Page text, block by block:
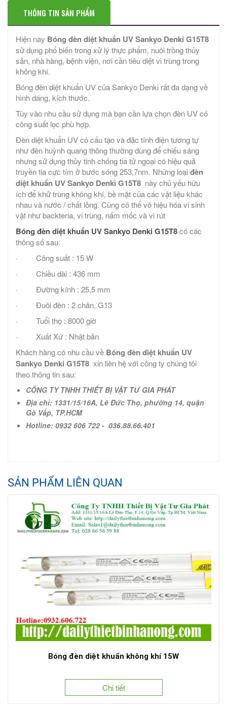
THÔNG TIN SẢN PHẨM
Hiện nay Bóng đèn diệt khuẩn UV Sankyo Denki G15T8
sử dụng phổ biến trong xử lý thực phẩm, nuôi trồng thủy
sản, nhà hàng, bệnh viện, nơi cần tiêu diệt vi trùng trong
không khí.
Bóng đèn diệt khuẩn UV của Sankyo Denki rất đa dạng về
hình dáng, kích thước.
Tùy vào nhu cầu sử dụng mà bạn cần lựa chọn đèn UV có
công suất lọc phù hợp.
Đèn diệt khuẩn UV có cấu tạo và đặc tính điện tương tự
như đèn huỳnh quang thông thường dùng để chiếu sáng
nhưng sử dụng thủy tinh chống tia tử ngoại có hiệu quả
truyền tia cực tím ở bước sóng 253,7nm. Những loạiđèn
diệt khuẩn UV Sankyo Denki G15T8 này chủ yếu hữu
ích để khử trùng không khí, bề mặt của các vật liệu khác
nhau và nước / chất lỏng. Cũng có thể vô hiệu hóa vi sinh
vật như backteria, vi trùng, nấm mốc và vi rút
Bóng đèn diệt khuẩn UV Sankyo Denki G15T8có các
thông số sau:
· Công suất : 15 W
· Chiều dài : 436 mm
· Đường kính : 25,5 mm
· Đuôi đèn : 2 chân, G13
· Tuổi thọ : 8000 giờ
· Xuất Xứ : Nhật bản
Khách hàng có nhu cầu về Bóng đèn diệt khuẩn UV
Sankyo Denki G15T8 xin liên hệ với công ty chúng tôi
theo thông tin sau:
CÔNG TY TNHH THIẾT BỊ VẬT TƯ GIA PHÁT
Địa chỉ: 1331/15/16A, Lê Đức Thọ, phường 14, quận
Gò Vấp, TP.HCM
Hotline: 0932 606 722 - 036.88.66.401
SẢN PHẨM LIÊN QUAN
Bóng đèn diệt khuẩn không khí 15W
Chi tiết